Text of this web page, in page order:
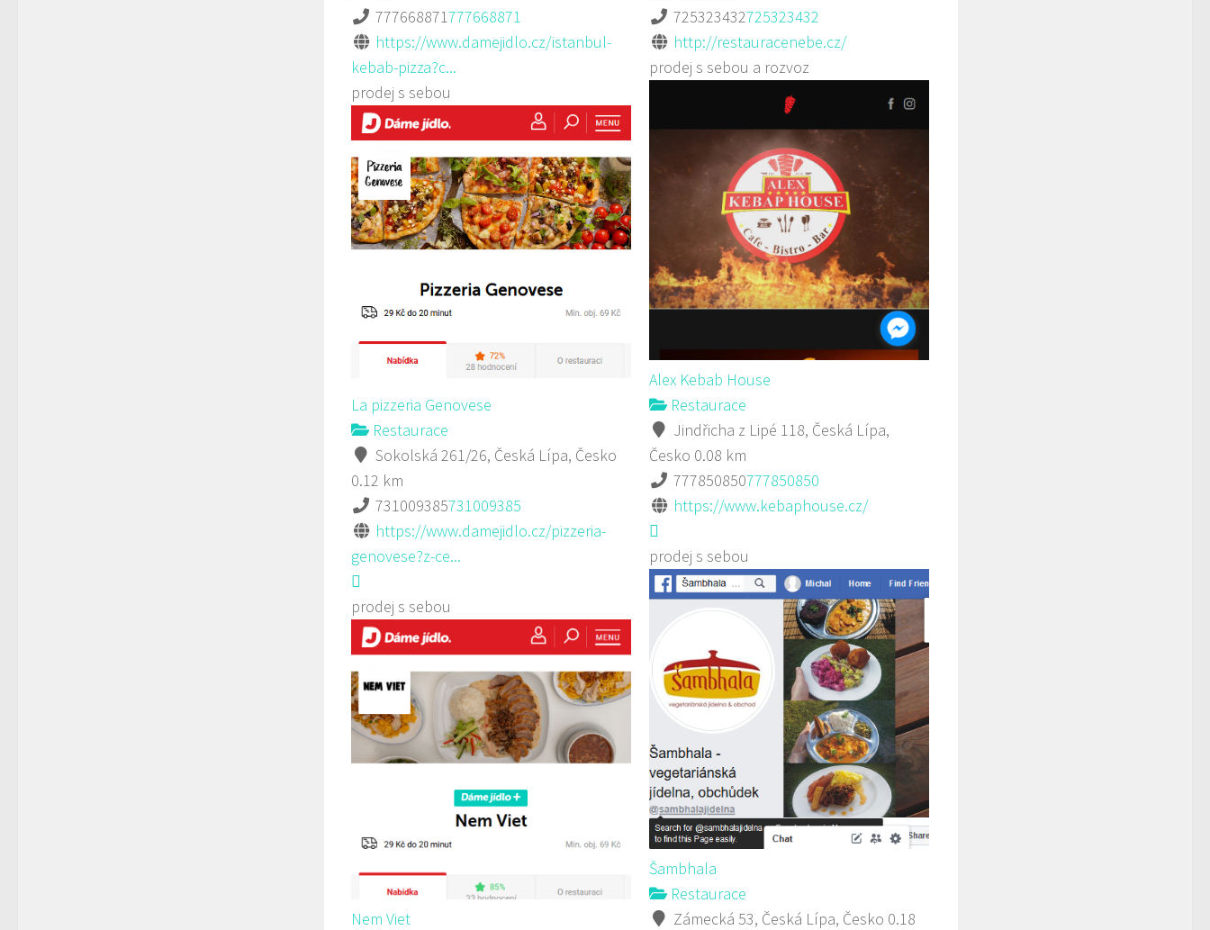
777668871777668871
https://www.damejidlo.cz/istanbul-
kebab-pizza?c...
prodej s sebou
725323432725323432
http://restauracenebe.cz/
prodej s sebou a rozvoz
Alex Kebab House
Restaurace
Jindřicha z Lipé 118, Česká Lípa,
Česko 0.08 km
777850850777850850
https://www.kebaphouse.cz/
prodej s sebou
La pizzeria Genovese
Restaurace
Sokolská 261/26, Česká Lípa, Česko
0.12 km
731009385731009385
https://www.damejidlo.cz/pizzeria-
genovese?z-ce...
prodej s sebou
Šambhala
Restaurace
Zámecká 53, Česká Lípa, Česko 0.18
Nem Viet